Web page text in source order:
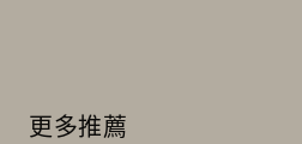
更多推薦